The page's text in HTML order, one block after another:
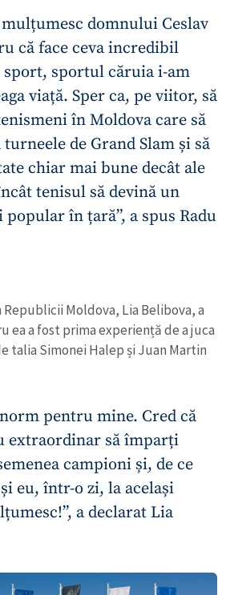
mulțumesc domnului Ceslav
că face ceva incredibil
sport, sportul căruia i-am
viață. Sper ca, pe viitor, să
în Moldova care să
de Grand Slam și să
chiar mai bune decât ale
tenisul să devină un
în țară”, a spus Radu
Republicii Moldova, Lia Belibova, a
ea a fost prima experiență de a juca
talia Simonei Halep și Juan Martin
pentru mine. Cred că
extraordinar să împarți
campioni și, de ce
eu, într-o zi, la același
a declarat Lia